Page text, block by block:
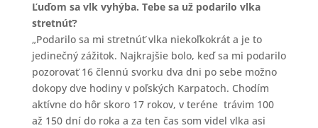
Ľuďom sa vlk vyhýba. Tebe sa už podarilo vlka
stretnúť?
„Podarilo sa mi stretnúť vlka niekoľkokrát a je to
jedinečný zážitok. Najkrajšie bolo, keď sa mi podarilo
pozorovať 16 člennú svorku dva dni po sebe možno
dokopy dve hodiny v poľských Karpatoch. Chodím
aktívne do hôr skoro 17 rokov, v teréne trávim 100
až 150 dní do roka a za ten čas som videl vlka asi